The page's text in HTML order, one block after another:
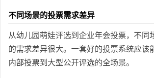
不同场景的投票需求差异
从幼儿园萌娃评选到企业年会投票，不同
的需求差异很大。一套好的投票系统应该
内部投票到大型公开评选的全场景。